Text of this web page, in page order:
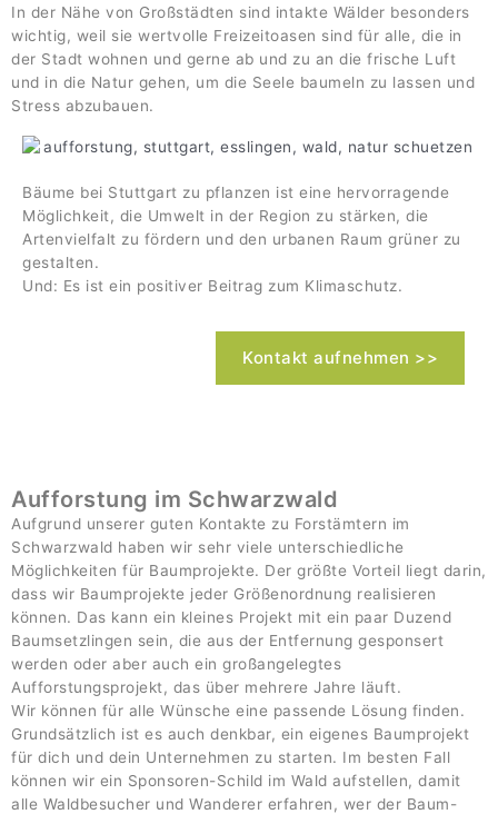
In der Nähe von Großstädten sind intakte Wälder besonders
wichtig, weil sie wertvolle Freizeitoasen sind für alle, die in
der Stadt wohnen und gerne ab und zu an die frische Luft
und in die Natur gehen, um die Seele baumeln zu lassen und
Stress abzubauen.
Bäume bei Stuttgart zu pflanzen ist eine hervorragende
Möglichkeit, die Umwelt in der Region zu stärken, die
Artenvielfalt zu fördern und den urbanen Raum grüner zu
gestalten.
Und: Es ist ein positiver Beitrag zum Klimaschutz.
Kontakt aufnehmen >>
Aufforstung im Schwarzwald
Aufgrund unserer guten Kontakte zu Forstämtern im
Schwarzwald haben wir sehr viele unterschiedliche
Möglichkeiten für Baumprojekte. Der größte Vorteil liegt darin,
dass wir Baumprojekte jeder Größenordnung realisieren
können. Das kann ein kleines Projekt mit ein paar Duzend
Baumsetzlingen sein, die aus der Entfernung gesponsert
werden oder aber auch ein großangelegtes
Aufforstungsprojekt, das über mehrere Jahre läuft.
Wir können für alle Wünsche eine passende Lösung finden.
Grundsätzlich ist es auch denkbar, ein eigenes Baumprojekt
für dich und dein Unternehmen zu starten. Im besten Fall
können wir ein Sponsoren-Schild im Wald aufstellen, damit
alle Waldbesucher und Wanderer erfahren, wer der Baum-